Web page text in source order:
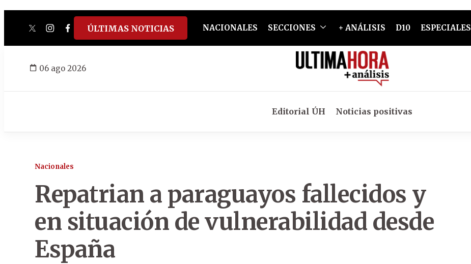
twitterinstagram
facebook
tiktokyoutube
spotify
ÚLTIMAS NOTICIAS NACIONALES SECCIONES + ANÁLISIS D10 ESPECIALES
06 ago 2026
Editorial ÚH Noticias positivas
Nacionales
Repatrian a paraguayos fallecidos y
en situación de vulnerabilidad desde
España